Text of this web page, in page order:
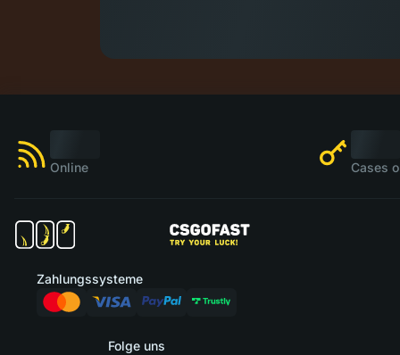
Online Cases
Folge uns
Zahlungssysteme